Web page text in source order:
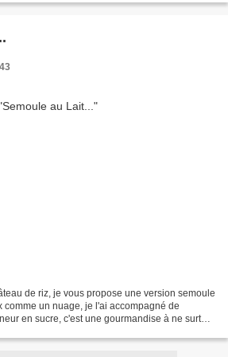
de riz, je vous propose une version semoule
comme un nuage, je l'ai accompagné de
en sucre, c'est une gourmandise à ne surtout